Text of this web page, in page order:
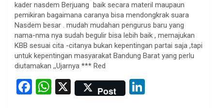
kader nasdem Berjuang baik secara materil maupaun
pemikiran bagaimana caranya bisa mendongkrak suara
Nasdem besar . mudah mudahan pengurus baru yang
nama-nma nya sudah begulir bisa lebih baik , memajukan
KBB sesuai cita -citanya bukan kepentingan partai saja ,tapi
untuk kepentingan masyarakat Bandung Barat yang perlu
diutamakan ,,Ujarnya *** Red
F
W X Post